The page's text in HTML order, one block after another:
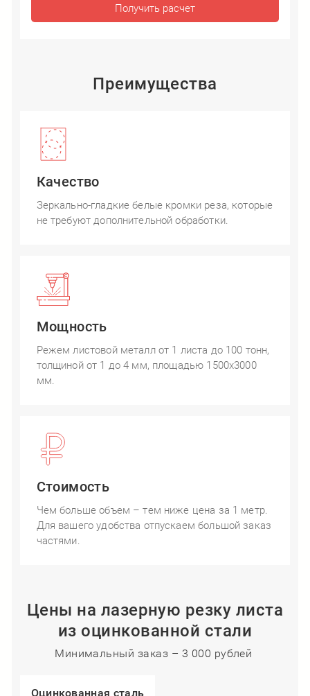
Получить расчет
Преимущества
Качество
Зеркально-гладкие белые кромки реза, которые
не требуют дополнительной обработки.
Мощность
Режем листовой металл от 1 листа до 100 тонн,
толщиной от 1 до 4 мм, площадью 1500x3000
мм.
Стоимость
Чем больше объем – тем ниже цена за 1 метр.
Для вашего удобства отпускаем большой заказ
частями.
Цены на лазерную резку листа
из оцинкованной стали
Минимальный заказ – 3 000 рублей
Оцинкованная сталь